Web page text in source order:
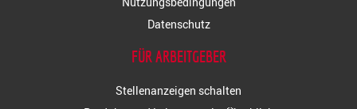
Datenschutz
FÜR ARBEITGEBER
Stellenanzeigen schalten